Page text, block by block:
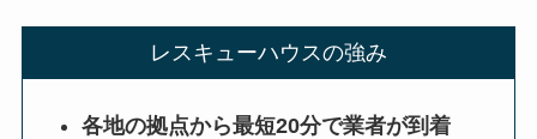
レスキューハウスの強み
各地の拠点から最短20分で業者が到着